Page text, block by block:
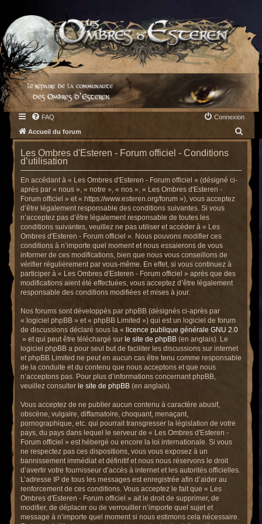
FAQ Connexion
Accueil du forum
Les Ombres d'Esteren - Forum officiel - Conditions
d’utilisation
En accédant à « Les Ombres d'Esteren - Forum officiel » (désigné ci-
après par « nous », « notre », « nos », « Les Ombres d'Esteren -
Forum officiel » et « https://www.esteren.org/forum »), vous acceptez
d’être légalement responsable des conditions suivantes. Si vous
n’acceptez pas d’être légalement responsable de toutes les
conditions suivantes, veuillez ne pas utiliser et accéder à « Les
Ombres d'Esteren - Forum officiel ». Nous pouvons modifier ces
conditions à n’importe quel moment et nous essaierons de vous
informer de ces modifications, bien que nous vous conseillons de
vérifier régulièrement par vous-même. En effet, si vous continuez à
participer à « Les Ombres d'Esteren - Forum officiel » après que des
modifications aient été effectuées, vous acceptez d’être légalement
responsable des conditions modifiées et mises à jour.
Nos forums sont développés par phpBB (désignés ci-après par
« logiciel phpBB » et « phpBB Limited ») qui est un logiciel de forum
de discussions déclaré sous la « licence publique générale GNU 2.0
» et qui peut être téléchargé sur le site de phpBB (en anglais). Le
logiciel phpBB a pour seul but de faciliter les discussions sur internet
et phpBB Limited ne peut en aucun cas être tenu comme responsable
de la conduite et du contenu que nous acceptons et que nous
n’acceptons pas. Pour plus d’informations concernant phpBB,
veuillez consulter le site de phpBB (en anglais).
Vous acceptez de ne publier aucun contenu à caractère abusif,
obscène, vulgaire, diffamatoire, choquant, menaçant,
pornographique, etc. qui pourrait transgresser la législation de votre
pays, du pays dans lequel le serveur de « Les Ombres d'Esteren -
Forum officiel » est hébergé ou encore la loi internationale. Si vous
ne respectez pas ces dispositions, vous vous exposez à un
bannissement immédiat et définitif et nous nous réservons le droit
d’avertir votre fournisseur d’accès à internet et les autorités officielles.
L’adresse IP de tous les messages est enregistrée afin d’aider au
renforcement de ces conditions. Vous acceptez le fait que « Les
Ombres d'Esteren - Forum officiel » ait le droit de supprimer, de
modifier, de déplacer ou de verrouiller n’importe quel sujet et
message à n’importe quel moment si nous estimons cela nécessaire.